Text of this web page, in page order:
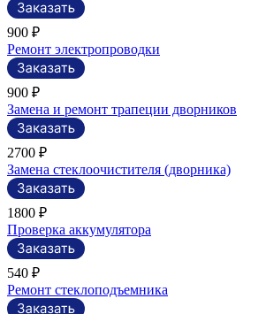
900 ₽
Ремонт электропроводки
900 ₽
Замена и ремонт трапеции дворников
2700 ₽
Замена стеклоочистителя (дворника)
1800 ₽
Проверка аккумулятора
540 ₽
Ремонт стеклоподъемника